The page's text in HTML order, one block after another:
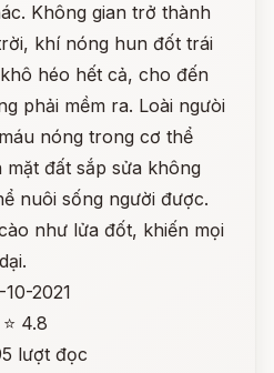
Không gian trở thành
khí nóng hun đốt trái
héo hết cả, cho đến
phải mềm ra. Loài ngưòi
nóng trong cơ thể
đất sắp sửa không
nuôi sống người được.
như lửa đốt, khiến mọi
10-2021
⭐ 4.8
lượt đọc